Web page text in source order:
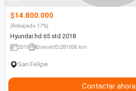
$14.800.000
(Rebajado 17%)
Hyundai hd 65 std 2018
2018 Diesel 281000 km
San Felipe
Contactar ahora